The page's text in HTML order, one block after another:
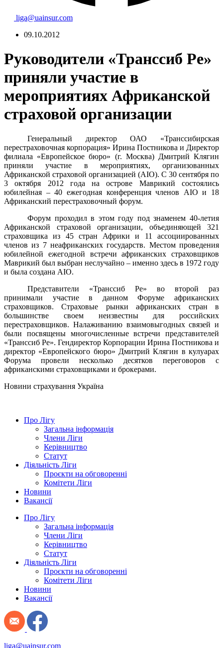
liga@uainsur.com
09.10.2012
Руководители «Транссиб Ре»
приняли участие в
мероприятиях Африканской
страховой организации
Генеральный директор ОАО «Транссибирская
перестраховочная корпорация» Ирина Постникова и Директор
филиала «Европейское бюро» (г. Москва) Дмитрий Клягин
приняли участие в мероприятиях, организованных
Африканской страховой организацией (AIO). С 30 сентября по
3 октября 2012 года на острове Маврикий состоялись
юбилейная – 40 ежегодная конференция членов AIO и 18
Африканский перестраховочный форум.
Форум проходил в этом году под знаменем 40-летия
Африканской страховой организации, объединяющей 321
страховщика из 45 стран Африки и 11 ассоциированных
членов из 7 неафриканских государств. Местом проведения
юбилейной ежегодной встречи африканских страховщиков
Маврикий был выбран неслучайно – именно здесь в 1972 году
и была создана AIO.
Представители «Транссиб Ре» во второй раз
принимали участие в данном Форуме африканских
страховщиков. Страховые рынки африканских стран в
большинстве своем неизвестны для российских
перестраховщиков. Налаживанию взаимовыгодных связей и
были посвящены многочисленные встречи представителей
«Транссиб Ре». Гендиректор Корпорации Ирина Постникова и
директор «Европейского бюро» Дмитрий Клягин в кулуарах
Форума провели несколько десятков переговоров с
африканскими страховщиками и брокерами.
Новини страхування Україна
Про Лігу
Загальна інформація
Члени Ліги
Керівництво
Статут
Діяльність Ліги
Проєкти на обговоренні
Комітети Ліги
Новини
Вакансії
Про Лігу
Загальна інформація
Члени Ліги
Керівництво
Статут
Діяльність Ліги
Проєкти на обговоренні
Комітети Ліги
Новини
Вакансії
liga@uainsur.com